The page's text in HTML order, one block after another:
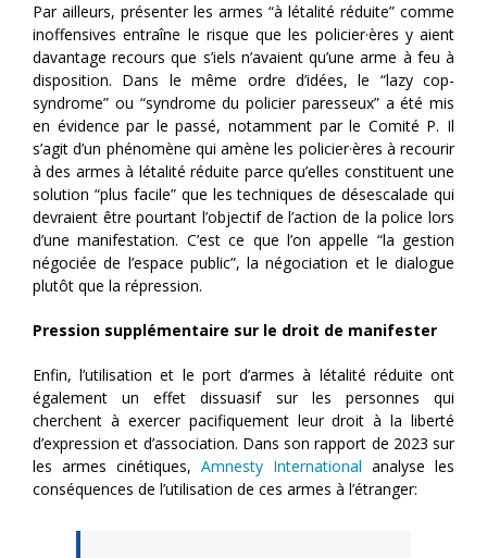
Par ailleurs, présenter les armes “à létalité réduite” comme
inoffensives entraîne le risque que les policier·ères y aient
davantage recours que s’iels n’avaient qu’une arme à feu à
disposition. Dans le même ordre d’idées, le “lazy cop-
syndrome” ou “syndrome du policier paresseux” a été mis
en évidence par le passé, notamment par le Comité P. Il
s’agit d’un phénomène qui amène les policier·ères à recourir
à des armes à létalité réduite parce qu’elles constituent une
solution “plus facile” que les techniques de désescalade qui
devraient être pourtant l’objectif de l’action de la police lors
d’une manifestation. C’est ce que l’on appelle “la gestion
négociée de l’espace public”, la négociation et le dialogue
plutôt que la répression.
Pression supplémentaire sur le droit de manifester
Enfin, l’utilisation et le port d’armes à létalité réduite ont
également un effet dissuasif sur les personnes qui
cherchent à exercer pacifiquement leur droit à la liberté
d’expression et d’association. Dans son rapport de 2023 sur
les armes cinétiques, Amnesty International analyse les
conséquences de l’utilisation de ces armes à l’étranger: